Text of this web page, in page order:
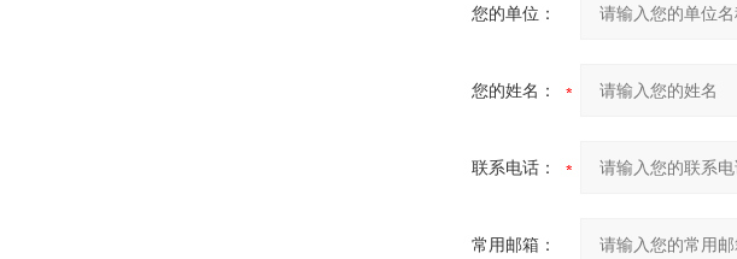
您的单位：
您的姓名：
联系电话：
常用邮箱：